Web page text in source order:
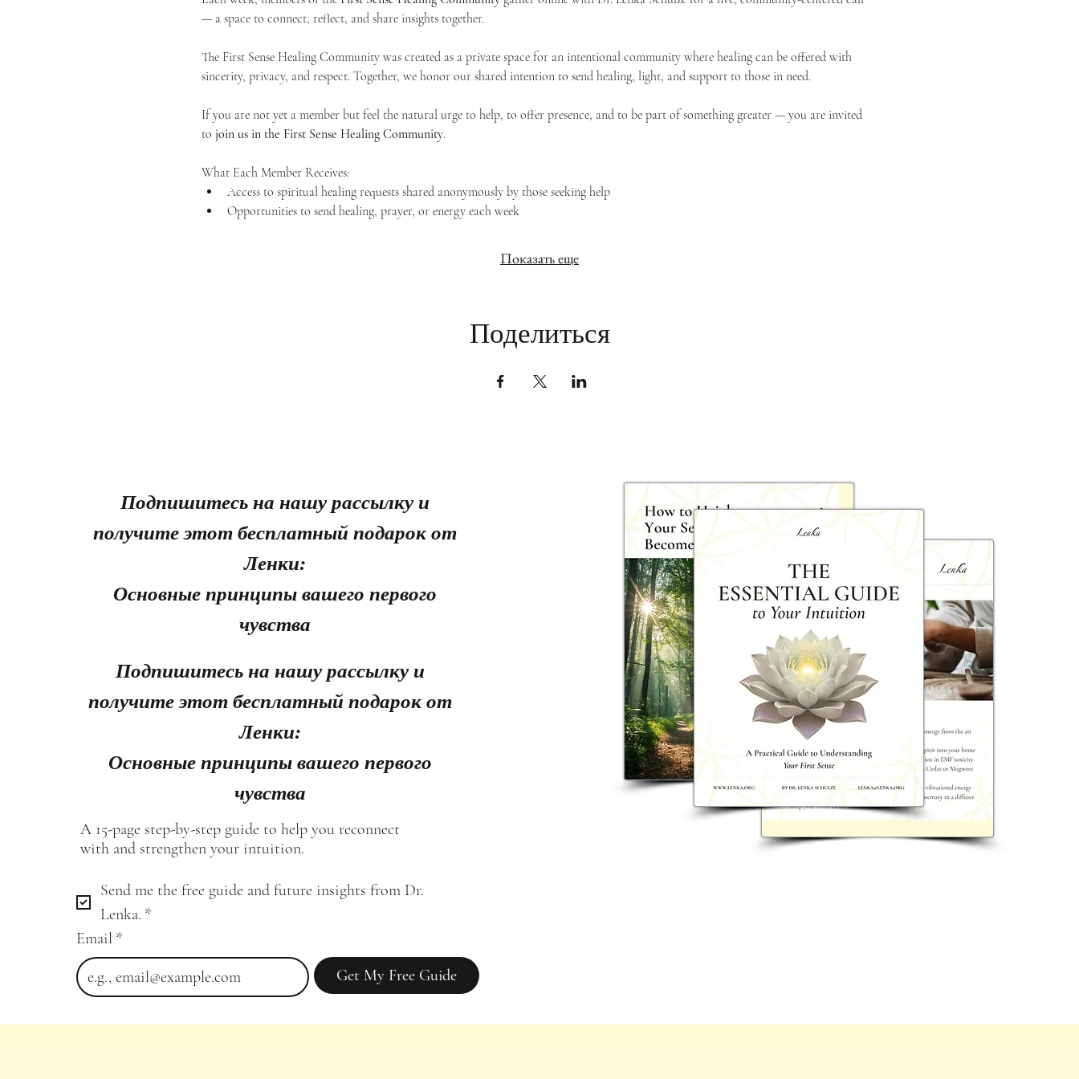
— a space to connect, reflect, and share insights together.
The First Sense Healing Community was created as a private space for an intentional community where healing can be offered with
sincerity, privacy, and respect. Together, we honor our shared intention to send healing, light, and support to those in need.
If you are not yet a member but feel the natural urge to help, to offer presence, and to be part of something greater — you are invited
to join us in the First Sense Healing Community.
What Each Member Receives:
Access to spiritual healing requests shared anonymously by those seeking help
Opportunities to send healing, prayer, or energy each week
Показать еще
Поделиться
Подпишитесь на нашу рассылку и
получите этот бесплатный подарок от
Ленки:
Основные принципы вашего первого
чувства
Подпишитесь на нашу рассылку и
получите этот бесплатный подарок от
Ленки:
Основные принципы вашего первого
чувства
A 15-page step-by-step guide to help you reconnect
with and strengthen your intuition.
Send me the free guide and future insights from Dr.
Lenka. *
Email *
Get My Free Guide